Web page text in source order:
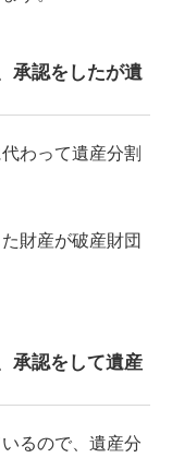
承認をしたが遺
わって遺産分割
財産が破産財団
承認をして遺産
るので、遺産分